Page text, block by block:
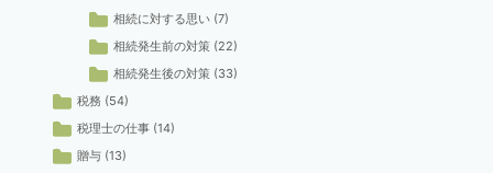
相続に対する思い (7)
相続発生前の対策 (22)
相続発生後の対策 (33)
税務 (54)
税理士の仕事 (14)
贈与 (13)